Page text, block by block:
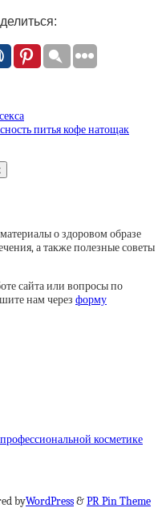
питья кофе натощак
о здоровом образе
а также полезные советы
сайта или вопросы по
нам через форму
косметике
byWordPress&PR Pin Theme